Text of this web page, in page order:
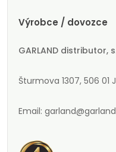
Výrobce / dovozce
GARLAND distributor,
Šturmova 1307, 506 01
Email: